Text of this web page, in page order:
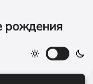
рождения